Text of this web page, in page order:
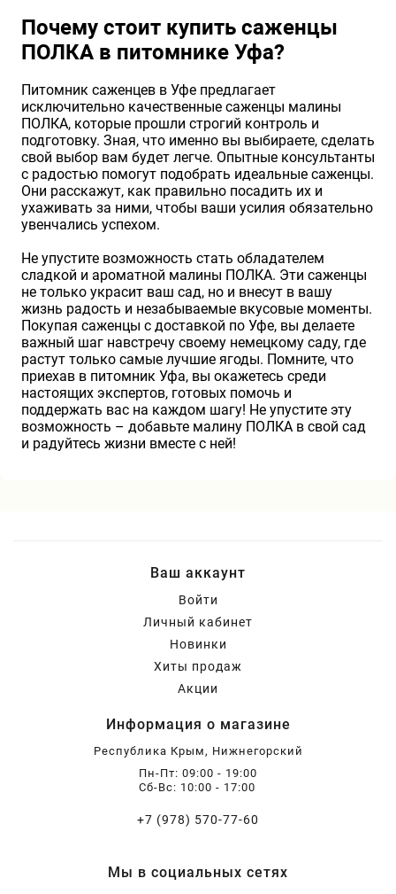
Почему стоит купить саженцы
ПОЛКА в питомнике Уфа?
Питомник саженцев в Уфе предлагает
исключительно качественные саженцы малины
ПОЛКА, которые прошли строгий контроль и
подготовку. Зная, что именно вы выбираете, сделать
свой выбор вам будет легче. Опытные консультанты
с радостью помогут подобрать идеальные саженцы.
Они расскажут, как правильно посадить их и
ухаживать за ними, чтобы ваши усилия обязательно
увенчались успехом.
Не упустите возможность стать обладателем
сладкой и ароматной малины ПОЛКА. Эти саженцы
не только украсит ваш сад, но и внесут в вашу
жизнь радость и незабываемые вкусовые моменты.
Покупая саженцы с доставкой по Уфе, вы делаете
важный шаг навстречу своему немецкому саду, где
растут только самые лучшие ягоды. Помните, что
приехав в питомник Уфа, вы окажетесь среди
настоящих экспертов, готовых помочь и
поддержать вас на каждом шагу! Не упустите эту
возможность – добавьте малину ПОЛКА в свой сад
и радуйтесь жизни вместе с ней!
Ваш аккаунт
Войти
Личный кабинет
Новинки
Хиты продаж
Акции
Информация о магазине
Республика Крым, Нижнегорский
Пн-Пт: 09:00 - 19:00
Сб-Вс: 10:00 - 17:00
+7 (978) 570-77-60
Мы в социальных сетях